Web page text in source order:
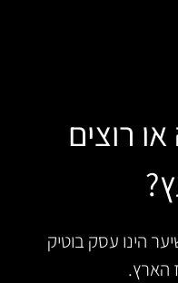
רוצים
הינו עסק בוטיק
הארץ.